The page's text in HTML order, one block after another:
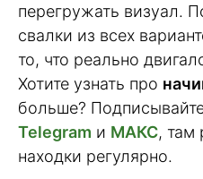
перегружать визуал.
свалки из всех
то, что реально
Хотите узнать про
больше?
Telegram и МАКС, там
находки регулярно.